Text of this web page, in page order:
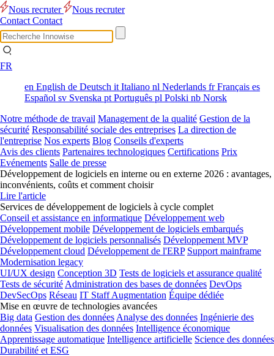
Nous recruter
Nous recruter
Contact Contact
FR
en English de Deutsch it Italiano nl Nederlands frFrançais es
Español sv Svenska pt Português pl Polski nb Norsk
Notre méthode de travail Management de la qualité Gestion de la
sécurité Responsabilité sociale des entreprises La direction de
l'entreprise Nos experts Blog Conseils d'experts
Avis des clients Partenaires technologiques Certifications Prix
Evénements Salle de presse
Développement de logiciels en interne ou en externe 2026 : avantages,
inconvénients, coûts et comment choisir
Lire l'article
Services de développement de logiciels à cycle complet
Conseil et assistance en informatique Développement web
Développement mobile Développement de logiciels embarqués
Développement de logiciels personnalisés Développement MVP
Développement cloud Développement de l'ERP Support mainframe
Modernisation legacy
UI/UX design Conception 3D Tests de logiciels et assurance qualité
Tests de sécurité Administration des bases de données DevOps
DevSecOps Réseau IT Staff Augmentation Équipe dédiée
Mise en œuvre de technologies avancées
Big data Gestion des données Analyse des données Ingénierie des
données Visualisation des données Intelligence économique
Apprentissage automatique Intelligence artificielle Science des données
Durabilité et ESG